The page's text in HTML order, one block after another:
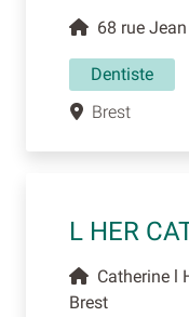
68 rue
Dentiste
Brest
L HER
Catherine l
Brest